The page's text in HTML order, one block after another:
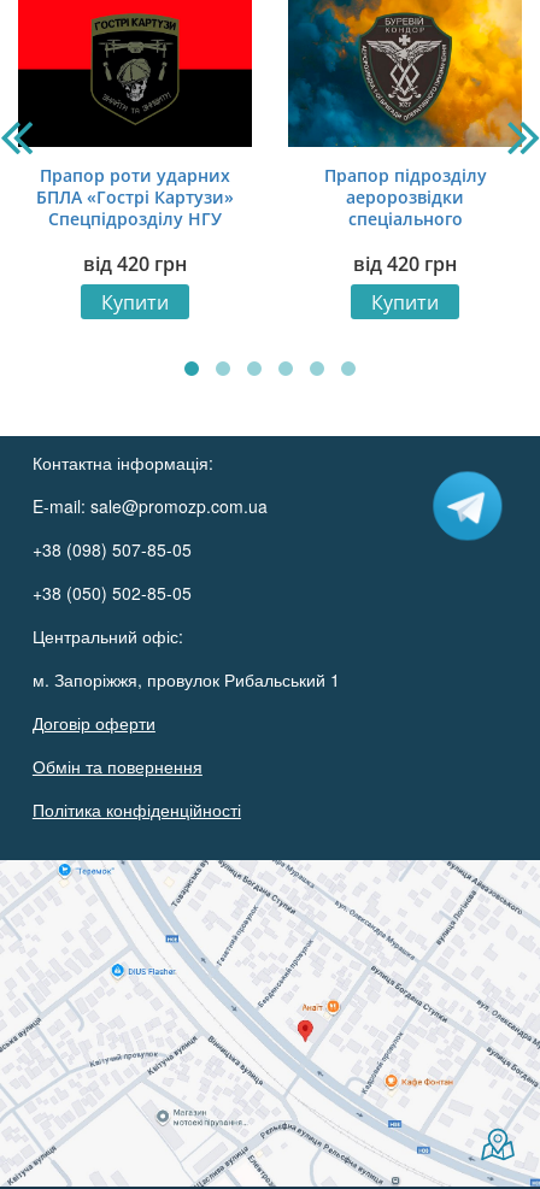
Прапор роти ударних
БПЛА «Гострі Картузи»
Спецпідрозділу НГУ
чорний
від420 грн
Купити
Прапор підрозділу
аеророзвідки
спеціального
«Буревій кондор» НГУ
синьо-жовтий світанок
від420 грн
Купити
Контактна інформація:
E-mail: sale@promozp.com.ua
+38 (098) 507-85-05
+38 (050) 502-85-05
Центральний офіс:
м. Запоріжжя, провулок Рибальський 1
Договір оферти
Обмін та повернення
Політика конфіденційності